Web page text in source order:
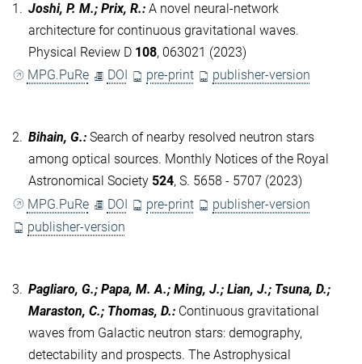
1. Joshi, P. M.; Prix, R.: A novel neural-network
architecture for continuous gravitational waves.
Physical Review D 108, 063021 (2023)
MPG.PuRe
DOI pre-print publisher-version
2. Bihain, G.: Search of nearby resolved neutron stars
among optical sources. Monthly Notices of the Royal
Astronomical Society 524, S. 5658 - 5707 (2023)
MPG.PuRe
DOI pre-print
publisher-version
publisher-version
3. Pagliaro, G.; Papa, M. A.; Ming, J.; Lian, J.; Tsuna, D.;
Maraston, C.; Thomas, D.: Continuous gravitational
waves from Galactic neutron stars: demography,
detectability and prospects. The Astrophysical